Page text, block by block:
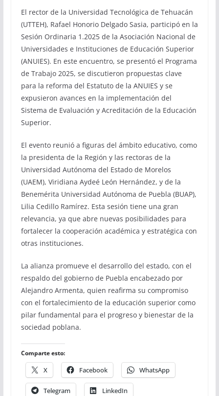
El rector de la Universidad Tecnológica de Tehuacán
(UTTEH), Rafael Honorio Delgado Sasia, participó en la
Sesión Ordinaria 1.2025 de la Asociación Nacional de
Universidades e Instituciones de Educación Superior
(ANUIES). En este encuentro, se presentó el Programa
de Trabajo 2025, se discutieron propuestas clave
para la reforma del Estatuto de la ANUIES y se
expusieron avances en la implementación del
Sistema de Evaluación y Acreditación de la Educación
Superior.
El evento reunió a figuras del ámbito educativo, como
la presidenta de la Región y las rectoras de la
Universidad Autónoma del Estado de Morelos
(UAEM), Viridiana Aydeé León Hernández, y de la
Benemérita Universidad Autónoma de Puebla (BUAP),
Lilia Cedillo Ramírez. Esta sesión tiene una gran
relevancia, ya que abre nuevas posibilidades para
fortalecer la cooperación académica y estratégica con
otras instituciones.
La alianza promueve el desarrollo del estado, con el
respaldo del gobierno de Puebla encabezado por
Alejandro Armenta, quien reafirma su compromiso
con el fortalecimiento de la educación superior como
pilar fundamental para el progreso y bienestar de la
sociedad poblana.
Comparte esto:
X Facebook WhatsApp
Telegram LinkedIn